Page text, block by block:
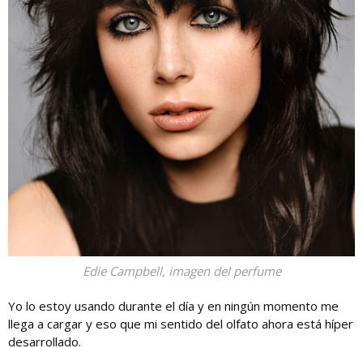
Edie Campbell, imagen del perfume
Yo lo estoy usando durante el día y en ningún momento me
llega a cargar y eso que mi sentido del olfato ahora está híper
desarrollado.